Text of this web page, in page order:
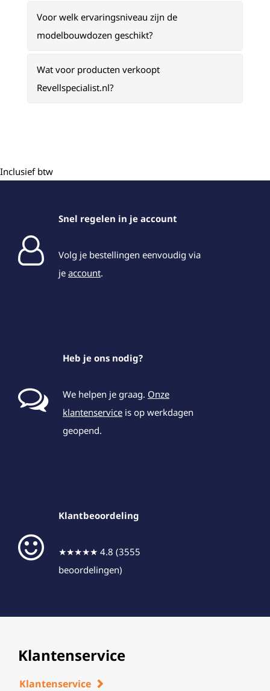
Voor welk ervaringsniveau zijn de
modelbouwdozen geschikt?
Wat voor producten verkoopt
Revellspecialist.nl?
Inclusief btw
Snel regelen in je account
Volg je bestellingen eenvoudig via
je account.
Heb je ons nodig?
We helpen je graag. Onze
klantenservice is op werkdagen
geopend.
Klantbeoordeling
★★★★★ 4.8 (3555
beoordelingen)
Klantenservice
Klantenservice